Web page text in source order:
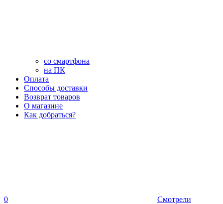
со смартфона
на ПК
Оплата
Способы доставки
Возврат товаров
О магазине
Как добраться?
0 Смотрели